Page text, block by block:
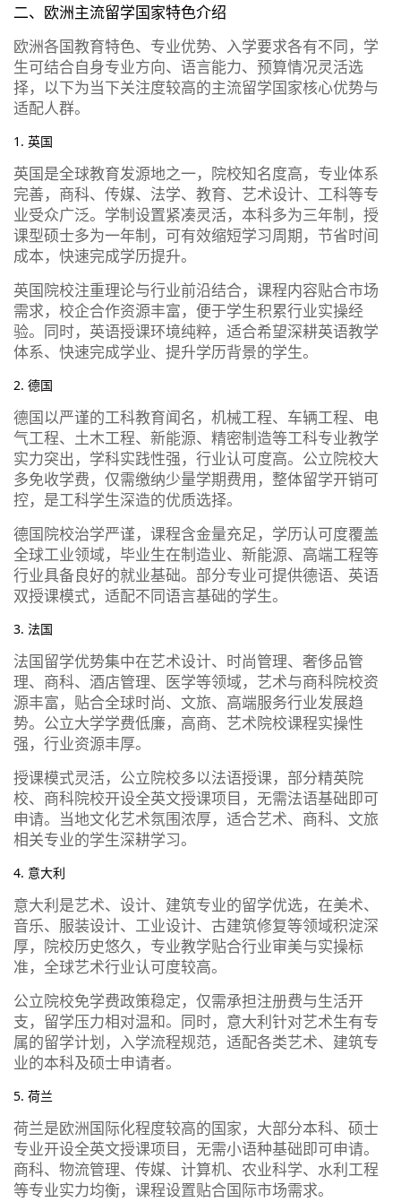
二、欧洲主流留学国家特色介绍
欧洲各国教育特色、专业优势、入学要求各有不同，学
生可结合自身专业方向、语言能力、预算情况灵活选
择，以下为当下关注度较高的主流留学国家核心优势与
适配人群。
1. 英国
英国是全球教育发源地之一，院校知名度高，专业体系
完善，商科、传媒、法学、教育、艺术设计、工科等专
业受众广泛。学制设置紧凑灵活，本科多为三年制，授
课型硕士多为一年制，可有效缩短学习周期，节省时间
成本，快速完成学历提升。
英国院校注重理论与行业前沿结合，课程内容贴合市场
需求，校企合作资源丰富，便于学生积累行业实操经
验。同时，英语授课环境纯粹，适合希望深耕英语教学
体系、快速完成学业、提升学历背景的学生。
2. 德国
德国以严谨的工科教育闻名，机械工程、车辆工程、电
气工程、土木工程、新能源、精密制造等工科专业教学
实力突出，学科实践性强，行业认可度高。公立院校大
多免收学费，仅需缴纳少量学期费用，整体留学开销可
控，是工科学生深造的优质选择。
德国院校治学严谨，课程含金量充足，学历认可度覆盖
全球工业领域，毕业生在制造业、新能源、高端工程等
行业具备良好的就业基础。部分专业可提供德语、英语
双授课模式，适配不同语言基础的学生。
3. 法国
法国留学优势集中在艺术设计、时尚管理、奢侈品管
理、商科、酒店管理、医学等领域，艺术与商科院校资
源丰富，贴合全球时尚、文旅、高端服务行业发展趋
势。公立大学学费低廉，高商、艺术院校课程实操性
强，行业资源丰厚。
授课模式灵活，公立院校多以法语授课，部分精英院
校、商科院校开设全英文授课项目，无需法语基础即可
申请。当地文化艺术氛围浓厚，适合艺术、商科、文旅
相关专业的学生深耕学习。
4. 意大利
意大利是艺术、设计、建筑专业的留学优选，在美术、
音乐、服装设计、工业设计、古建筑修复等领域积淀深
厚，院校历史悠久，专业教学贴合行业审美与实操标
准，全球艺术行业认可度较高。
公立院校免学费政策稳定，仅需承担注册费与生活开
支，留学压力相对温和。同时，意大利针对艺术生有专
属的留学计划，入学流程规范，适配各类艺术、建筑专
业的本科及硕士申请者。
5. 荷兰
荷兰是欧洲国际化程度较高的国家，大部分本科、硕士
专业开设全英文授课项目，无需小语种基础即可申请。
商科、物流管理、传媒、计算机、农业科学、水利工程
等专业实力均衡，课程设置贴合国际市场需求。